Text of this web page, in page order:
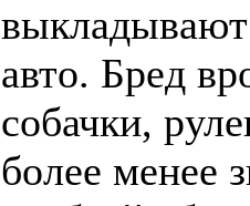
авто. Бред
собачки,
более менее